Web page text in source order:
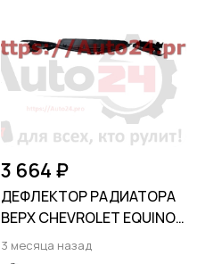
3 664 ₽
ДЕФЛЕКТОР РАДИАТОРА
ВЕРХ CHEVROLET EQUINOX
2017-2023
3 месяца назад